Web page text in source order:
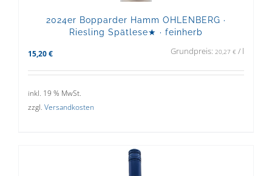
2024er Bopparder Hamm OHLENBERG ·
Riesling Spätlese★ · feinherb
15,20 € Grundpreis: 20,27 € / l
inkl. 19 % MwSt.
zzgl. Versandkosten